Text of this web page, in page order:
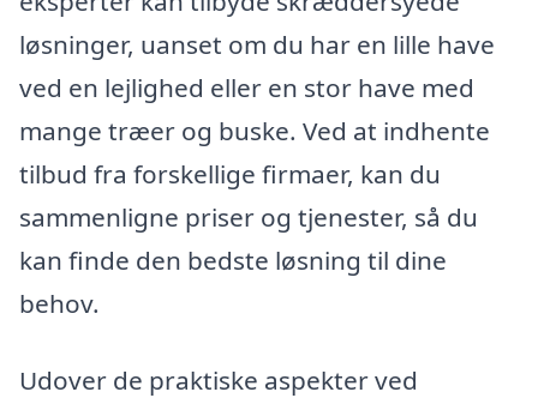
løsninger, uanset om du har en lille have
ved en lejlighed eller en stor have med
mange træer og buske. Ved at indhente
tilbud fra forskellige firmaer, kan du
sammenligne priser og tjenester, så du
kan finde den bedste løsning til dine
behov.
Udover de praktiske aspekter ved